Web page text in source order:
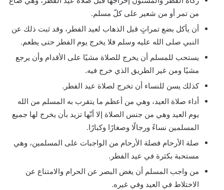
من تمر أو من شعير على كلّ مسلم.
أن يأكل بضع تمراتٍ قبل الذهاب لعيد الفطر، وقد ثبت ذلك عن
النبي صلى الله عليه وسلم فلا يخرج يوم الفطر حتى يطعم.
يستحب للمسلم أن يخرج للصلاة مشيًا على الأقدام وأن يرجع
مشيًا ومن غير الطريق الذي خرج فيه.
كذلك يسن للنساء أن تخرج لصلاة عيد الفطر.
أداء صلاة العيد، وهي من أعظم ما يتقرب به المسلم من الله
يوم العيد وهي من جنس الصلاة إلا أنّها تزيد بأن يخرج لها جميع
المسلمين نساءً ورجالًا وصغارًا وكبارًا.
صلة الأرحام فصلة الأرحام من الواجبات على المسلمين، وهي
مستحبة بكثرة في عيد الفطر.
من واجب المسلم أن يغض البصر عن الحرام والامتناع عن
الاختلاط في العيد وفي غيره.